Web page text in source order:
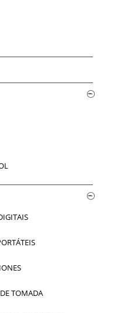
TOMADA